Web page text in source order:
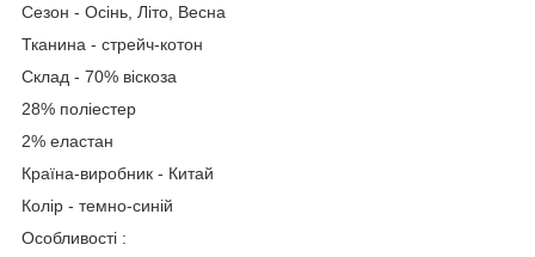
Сезон - Осінь, Літо, Весна
Тканина - стрейч-котон
Склад - 70% віскоза
28% поліестер
2% еластан
Країна-виробник - Китай
Колір - темно-синій
Особливості :